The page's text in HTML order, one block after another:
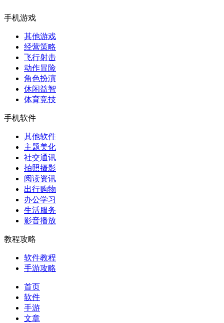
手机游戏
其他游戏
经营策略
飞行射击
动作冒险
角色扮演
休闲益智
体育竞技
手机软件
其他软件
主题美化
社交通讯
拍照摄影
阅读资讯
出行购物
办公学习
生活服务
影音播放
教程攻略
软件教程
手游攻略
首页
软件
手游
文章